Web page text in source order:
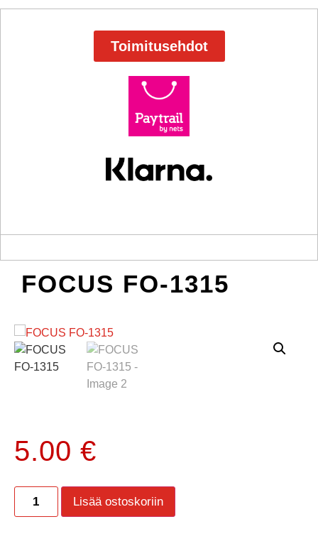
Toimitusehdot
FOCUS FO-1315
5.00 €
Lisää ostoskoriin